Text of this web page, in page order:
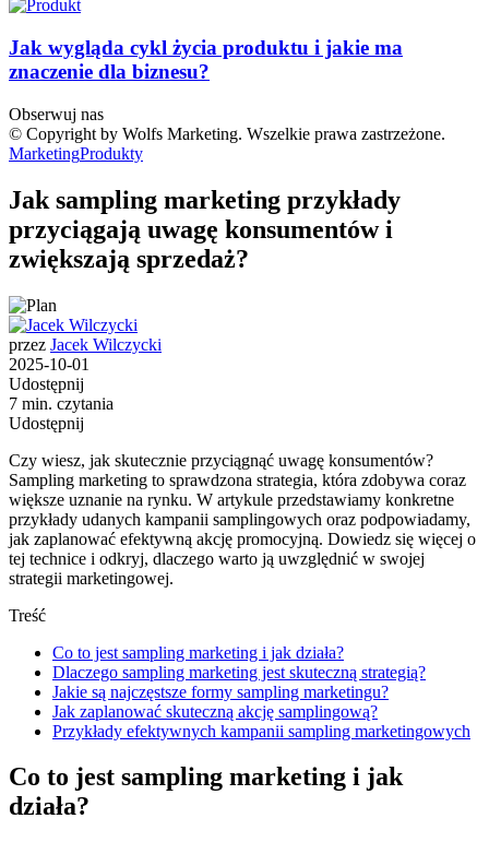
Jak wygląda cykl życia produktu i jakie ma
znaczenie dla biznesu?
Obserwuj nas
© Copyright by Wolfs Marketing. Wszelkie prawa zastrzeżone.
MarketingProdukty
Jak sampling marketing przykłady
przyciągają uwagę konsumentów i
zwiększają sprzedaż?
przez Jacek Wilczycki
2025-10-01
Udostępnij
7 min. czytania
Udostępnij
Czy wiesz, jak skutecznie przyciągnąć uwagę konsumentów?
Sampling marketing to sprawdzona strategia, która zdobywa coraz
większe uznanie na rynku. W artykule przedstawiamy konkretne
przykłady udanych kampanii samplingowych oraz podpowiadamy,
jak zaplanować efektywną akcję promocyjną. Dowiedz się więcej o
tej technice i odkryj, dlaczego warto ją uwzględnić w swojej
strategii marketingowej.
Treść
Co to jest sampling marketing i jak działa?
Dlaczego sampling marketing jest skuteczną strategią?
Jakie są najczęstsze formy sampling marketingu?
Jak zaplanować skuteczną akcję samplingową?
Przykłady efektywnych kampanii sampling marketingowych
Co to jest sampling marketing i jak
działa?